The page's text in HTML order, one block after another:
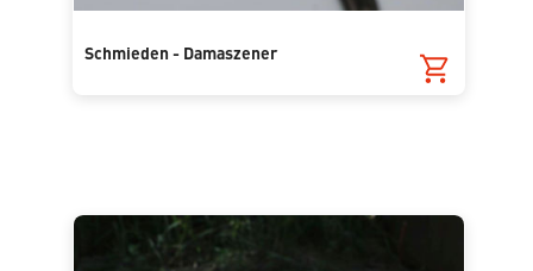
Schmieden - Damaszener